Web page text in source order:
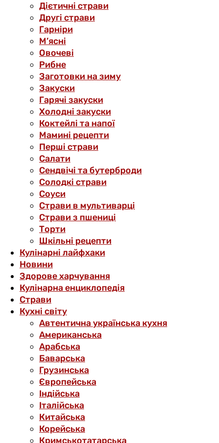
Дієтичні страви
Другі страви
Гарніри
М’ясні
Овочеві
Рибне
Заготовки на зиму
Закуски
Гарячі закуски
Холодні закуски
Коктейлі та напої
Мамині рецепти
Перші страви
Салати
Сендвічі та бутерброди
Солодкі страви
Соуси
Страви в мультиварці
Страви з пшениці
Торти
Шкільні рецепти
Кулінарні лайфхаки
Новини
Здорове харчування
Кулінарна енциклопедія
Страви
Кухні світу
Автентична українська кухня
Американська
Арабська
Баварська
Грузинська
Європейська
Індійська
Італійська
Китайська
Корейська
Кримськотатарська